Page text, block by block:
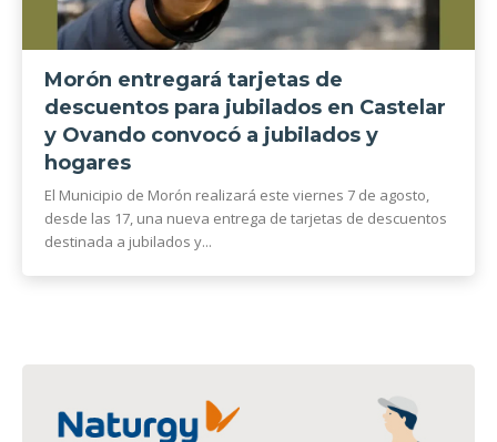
Morón entregará tarjetas de
descuentos para jubilados en Castelar
y Ovando convocó a jubilados y
hogares
El Municipio de Morón realizará este viernes 7 de agosto,
desde las 17, una nueva entrega de tarjetas de descuentos
destinada a jubilados y...